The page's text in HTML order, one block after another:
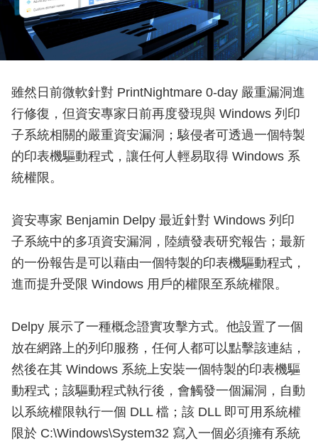
雖然日前微軟針對 PrintNightmare 0-day 嚴重漏洞進
行修復，但資安專家日前再度發現與 Windows 列印
子系統相關的嚴重資安漏洞；駭侵者可透過一個特製
的印表機驅動程式，讓任何人輕易取得 Windows 系
統權限。
資安專家 Benjamin Delpy 最近針對 Windows 列印
子系統中的多項資安漏洞，陸續發表研究報告；最新
的一份報告是可以藉由一個特製的印表機驅動程式，
進而提升受限 Windows 用戶的權限至系統權限。
Delpy 展示了一種概念證實攻擊方式。他設置了一個
放在網路上的列印服務，任何人都可以點擊該連結，
然後在其 Windows 系統上安裝一個特製的印表機驅
動程式；該驅動程式執行後，會觸發一個漏洞，自動
以系統權限執行一個 DLL 檔；該 DLL 即可用系統權
限於 C:\Windows\System32 寫入一個必須擁有系統